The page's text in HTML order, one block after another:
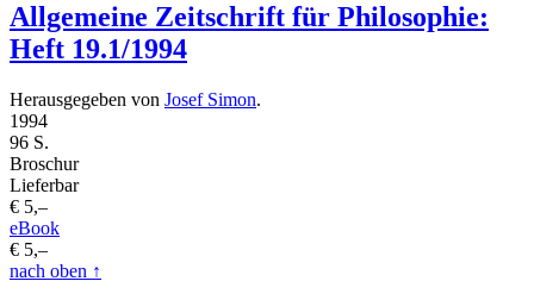
Allgemeine Zeitschrift für Philosophie:
Heft 19.1/1994
Herausgegeben von Josef Simon.
1994
96 S.
Broschur
Lieferbar
€ 5,–
eBook
€ 5,–
nach oben ↑